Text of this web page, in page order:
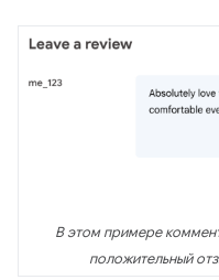
В этом примере
положительный